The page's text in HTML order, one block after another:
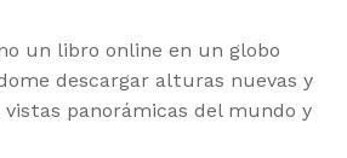
un libro online​ en un globo
descargar alturas nuevas y
panorámicas del mundo y